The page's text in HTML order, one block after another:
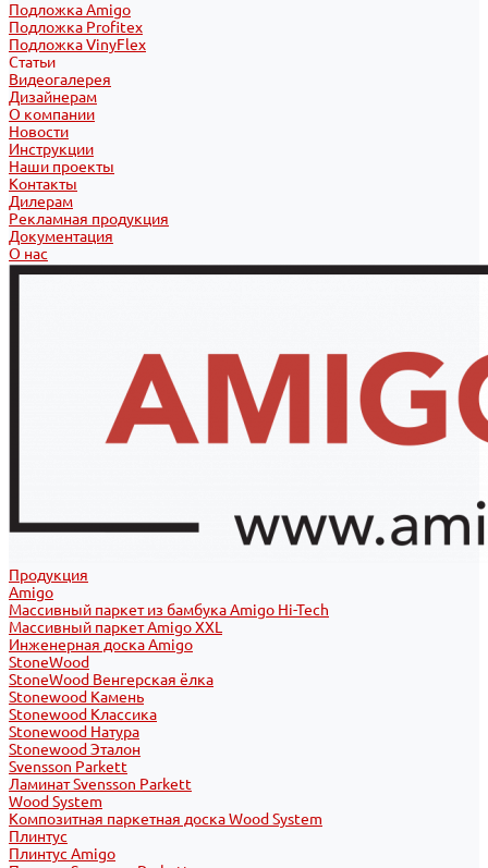
Подложка Amigo
Подложка Profitex
Подложка VinyFlex
Статьи
Видеогалерея
Дизайнерам
О компании
Новости
Инструкции
Наши проекты
Контакты
Дилерам
Рекламная продукция
Документация
О нас
Продукция
Amigo
Массивный паркет из бамбука Amigo Hi-Tech
Массивный паркет Amigo XXL
Инженерная доска Amigo
StoneWood
StoneWood Венгерская ёлка
Stonewood Камень
Stonewood Классика
Stonewood Натура
Stonewood Эталон
Svensson Parkett
Ламинат Svensson Parkett
Wood System
Композитная паркетная доска Wood System
Плинтус
Плинтус Amigo